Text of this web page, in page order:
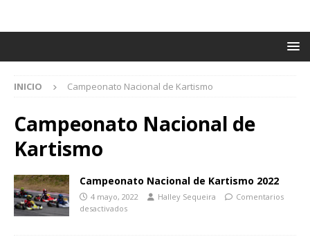
INICIO Campeonato Nacional de Kartismo
Campeonato Nacional de
Kartismo
Campeonato Nacional de Kartismo 2022
4 mayo, 2022 Halley Sequeira
Comentarios
desactivados